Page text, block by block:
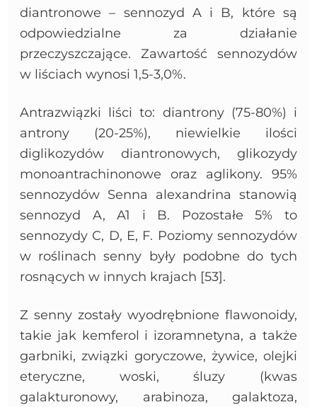
diantronowe – sennozyd A i B, które są
odpowiedzialne za działanie
przeczyszczające. Zawartość sennozydów
w liściach wynosi 1,5-3,0%.
Antrazwiązki liści to: diantrony (75-80%) i
antrony (20-25%), niewielkie ilości
diglikozydów diantronowych, glikozydy
monoantrachinonowe oraz aglikony. 95%
sennozydów Senna alexandrina stanowią
sennozyd A, A1 i B. Pozostałe 5% to
sennozydy C, D, E, F. Poziomy sennozydów
w roślinach senny były podobne do tych
rosnących w innych krajach [53].
Z senny zostały wyodrębnione flawonoidy,
takie jak kemferol i izoramnetyna, a także
garbniki, związki goryczowe, żywice, olejki
eteryczne, woski, śluzy (kwas
galakturonowy, arabinoza, galaktoza,